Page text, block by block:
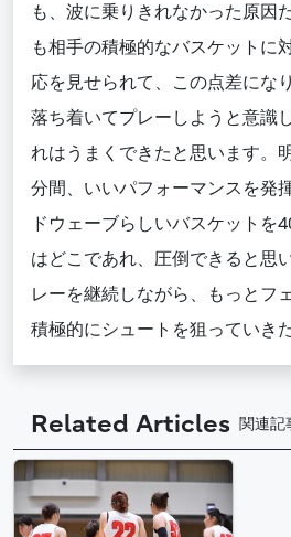
も、波に乗りきれなかった原因
も相手の積極的なバスケットに
応を見せられて、この点差にな
落ち着いてプレーしようと意識
れはうまくできたと思います。
分間、いいパフォーマンスを発
ドウェーブらしいバスケットを
はどこであれ、圧倒できると思
レーを継続しながら、もっとフ
積極的にシュートを狙っていき
Related Articles 関連記